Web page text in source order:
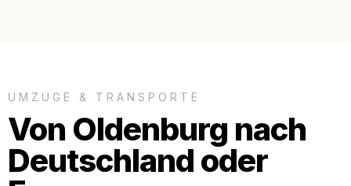
UMZÜGE & TRANSPORTE
Von Oldenburg nach
Deutschland oder